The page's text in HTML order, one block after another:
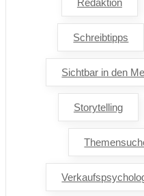
Redaktion
Schreibtipps
Sichtbar in den
Storytelling